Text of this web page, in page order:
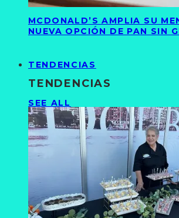
MCDONALD’S AMPLIA SU
NUEVA OPCIÓN DE PAN SIN
TENDENCIAS
TENDENCIAS
SEE ALL